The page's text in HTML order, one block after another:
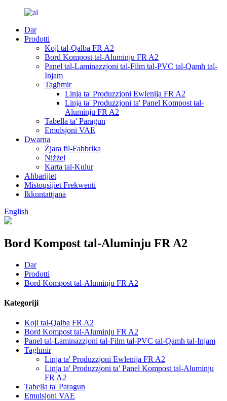
Dar
Prodotti
Kojl tal-Qalba FR A2
Bord Kompost tal-Aluminju FR A2
Panel tal-Laminazzjoni tal-Film tal-PVC tal-Qamħ tal-
Injam
Tagħmir
Linja ta' Produzzjoni Ewlenija FR A2
Linja ta' Produzzjoni ta' Panel Kompost tal-
Aluminju FR A2
Tabella ta' Paragun
Emulsjoni VAE
Dwarna
Żjara fil-Fabbrika
Niżżel
Karta tal-Kulur
Aħbarijiet
Mistoqsijiet Frekwenti
Ikkuntattjana
English
Bord Kompost tal-Aluminju FR A2
Dar
Prodotti
Bord Kompost tal-Aluminju FR A2
Kategoriji
Kojl tal-Qalba FR A2
Bord Kompost tal-Aluminju FR A2
Panel tal-Laminazzjoni tal-Film tal-PVC tal-Qamħ tal-Injam
Tagħmir
Linja ta' Produzzjoni Ewlenija FR A2
Linja ta' Produzzjoni ta' Panel Kompost tal-Aluminju
FR A2
Tabella ta' Paragun
Emulsjoni VAE